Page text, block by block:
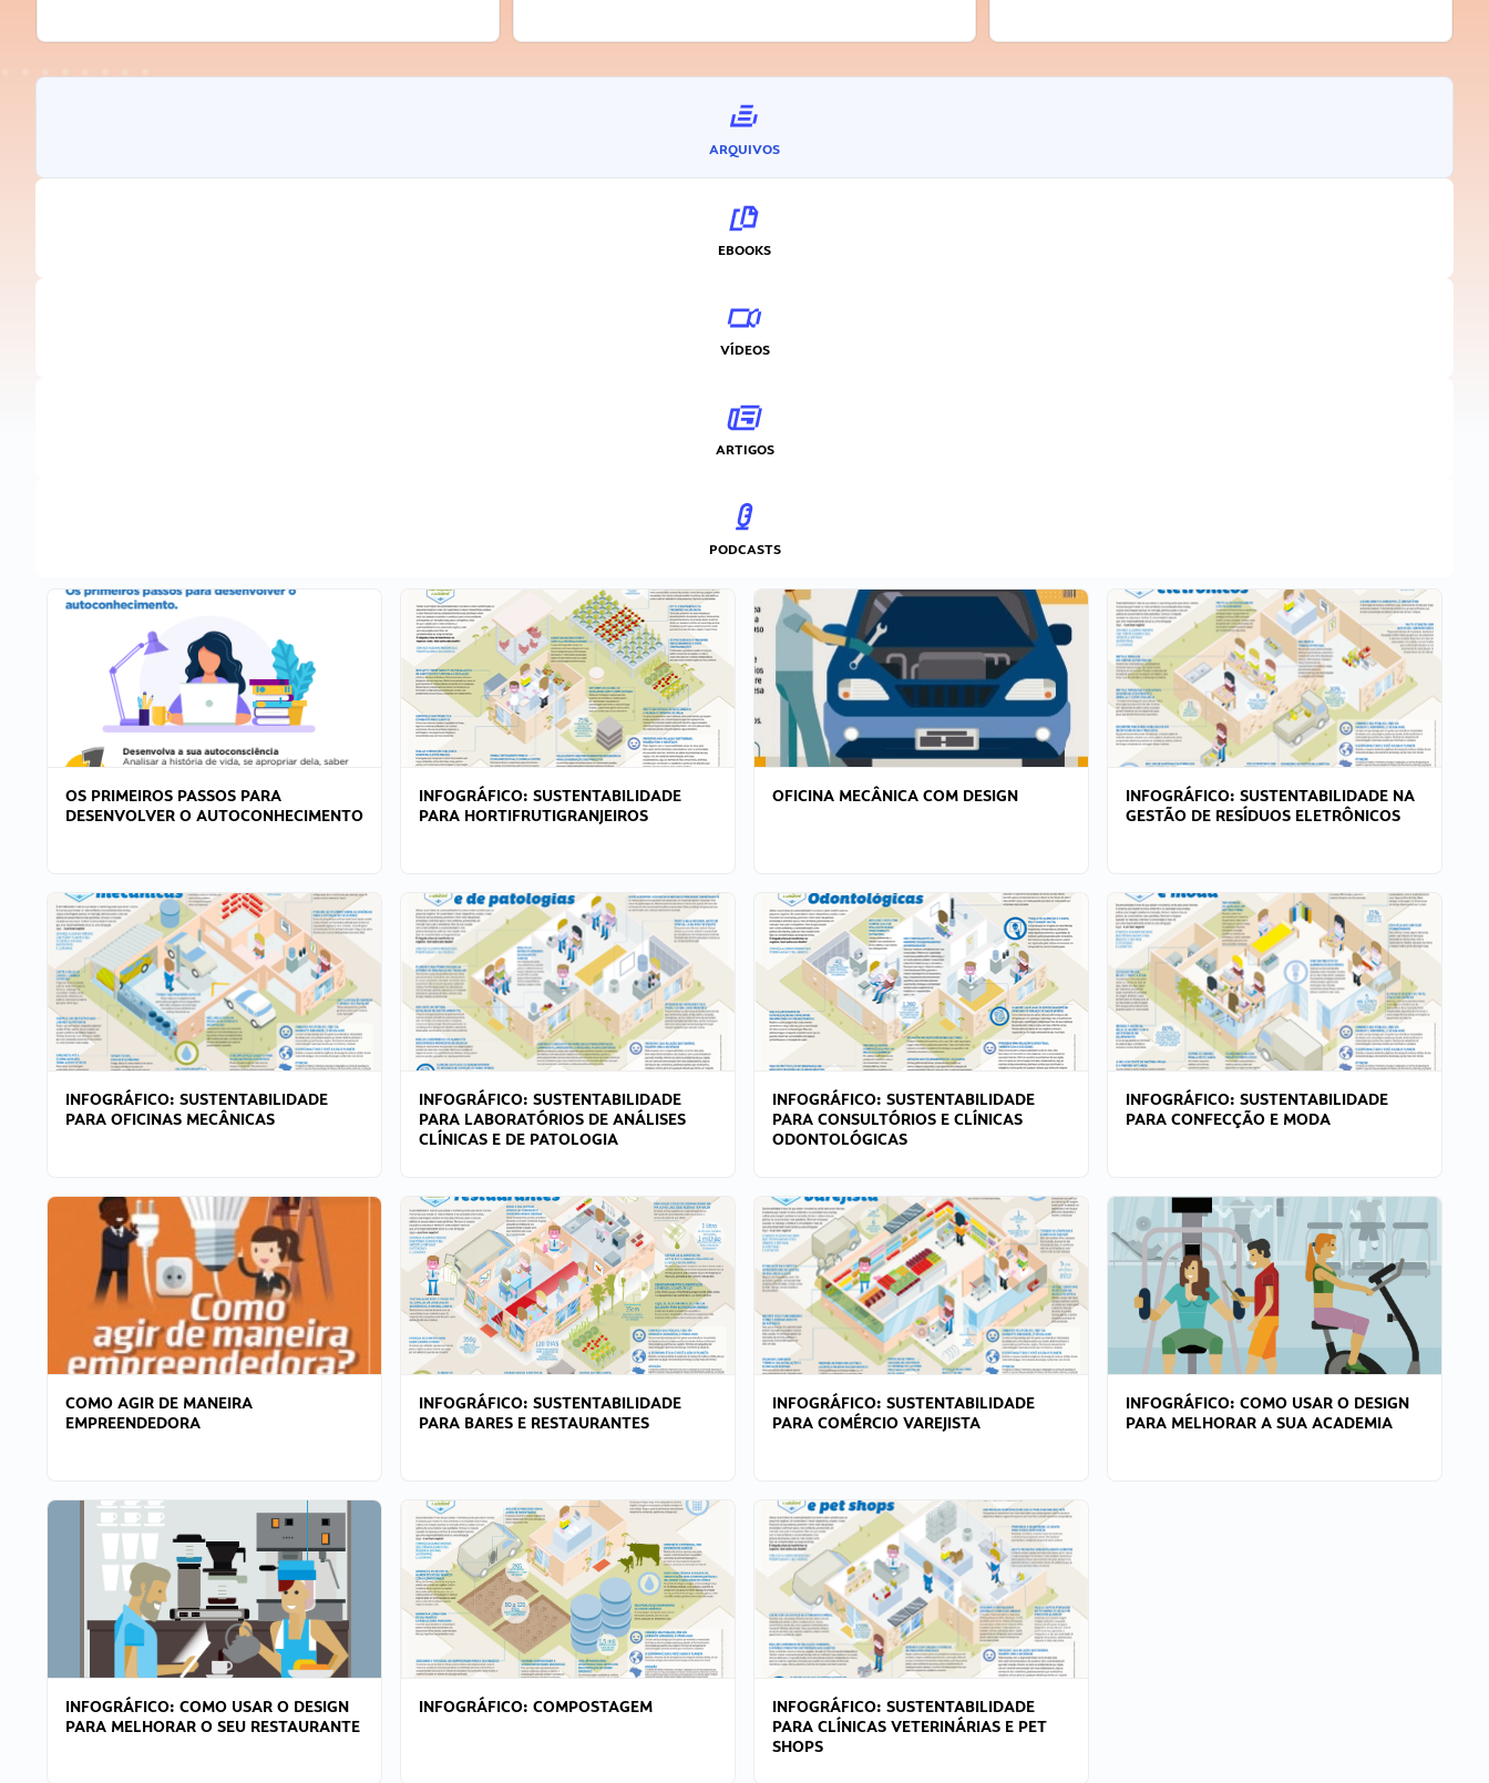
ARQUIVOS
EBOOKS
VÍDEOS
ARTIGOS
PODCASTS
OS PRIMEIROS PASSOS PARA
DESENVOLVER O AUTOCONHECIMENTO
INFOGRÁFICO: SUSTENTABILIDADE
PARA HORTIFRUTIGRANJEIROS
OFICINA MECÂNICA COM DESIGN
INFOGRÁFICO: SUSTENTABILIDADE NA
GESTÃO DE RESÍDUOS ELETRÔNICOS
INFOGRÁFICO: SUSTENTABILIDADE
PARA OFICINAS MECÂNICAS
INFOGRÁFICO: SUSTENTABILIDADE
PARA LABORATÓRIOS DE ANÁLISES
CLÍNICAS E DE PATOLOGIA
INFOGRÁFICO: SUSTENTABILIDADE
PARA CONSULTÓRIOS E CLÍNICAS
ODONTOLÓGICAS
INFOGRÁFICO: SUSTENTABILIDADE
PARA CONFECÇÃO E MODA
COMO AGIR DE MANEIRA
EMPREENDEDORA
INFOGRÁFICO: SUSTENTABILIDADE
PARA BARES E RESTAURANTES
INFOGRÁFICO: SUSTENTABILIDADE
PARA COMÉRCIO VAREJISTA
INFOGRÁFICO: COMO USAR O DESIGN
PARA MELHORAR A SUA ACADEMIA
INFOGRÁFICO: COMO USAR O DESIGN
PARA MELHORAR O SEU RESTAURANTE
INFOGRÁFICO: COMPOSTAGEM
INFOGRÁFICO: SUSTENTABILIDADE
PARA CLÍNICAS VETERINÁRIAS E PET
SHOPS